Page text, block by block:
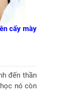
cấy mày
đến thần
nó còn